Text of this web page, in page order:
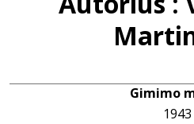
Naujienos
Gimimo
1943